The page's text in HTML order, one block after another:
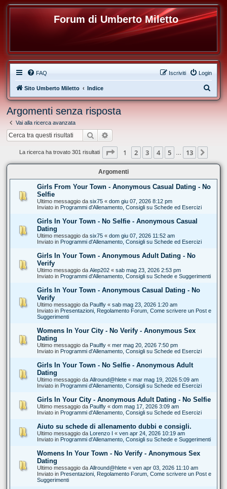
Forum di Umberto Miletto
FAQ Login
Iscriviti
Sito Umberto Miletto Indice
e
Argomenti senza risposta
Vai alla ricerca avanzata
Cerca
La ricerca ha trovato 301 risultati Pagina di 13
1 2 3 4 5 13
Argomenti
Girls From Your Town - Anonymous Casual Dating - No
Selfie
Ultimo messaggio da six75 « dom giu 07, 2026 8:12 pm
Inviato in Programmi d'Allenamento, Consigli su Schede ed Esercizi
Girls In Your Town - No Selfie - Anonymous Casual
Dating
Ultimo messaggio da six75 « dom giu 07, 2026 11:52 am
Inviato in Programmi d'Allenamento, Consigli su Schede ed Esercizi
Girls In Your Town - Anonymous Adult Dating - No
Verify
Ultimo messaggio da Alep202 « sab mag 23, 2026 2:53 pm
Inviato in Programmi d'Allenamento, Consigli su Schede e Suggerimenti
Girls In Your Town - Anonymous Casual Dating - No
Verify
Ultimo messaggio da Paulfly « sab mag 23, 2026 1:20 am
Inviato in Presentazioni, Regolamento Forum, Come scrivere un Post e
Suggerimenti
Womens In Your City - No Verify - Anonymous Sex
Dating
Ultimo messaggio da Paulfly « mer mag 20, 2026 7:50 pm
Inviato in Programmi d'Allenamento, Consigli su Schede ed Esercizi
Girls In Your Town - No Selfie - Anonymous Adult
Dating
Ultimo messaggio da Allround@hlete « mar mag 19, 2026 5:09 am
Inviato in Programmi d'Allenamento, Consigli su Schede ed Esercizi
Girls In Your City - Anonymous Adult Dating - No Selfie
Ultimo messaggio da Paulfly « dom mag 17, 2026 3:09 am
Inviato in Programmi d'Allenamento, Consigli su Schede ed Esercizi
Aiuto su schede di allenamento dubbi e consigli.
Ultimo messaggio da Lorenzo I « ven apr 24, 2026 10:19 am
Inviato in Programmi d'Allenamento, Consigli su Schede e Suggerimenti
Womens In Your Town - No Verify - Anonymous Sex
Dating
Ultimo messaggio da Allround@hlete « ven apr 03, 2026 11:10 am
Inviato in Presentazioni, Regolamento Forum, Come scrivere un Post e
Suggerimenti